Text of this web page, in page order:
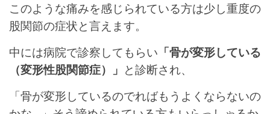
このような痛みを感じられている方は少し重度の
股関節の症状と言えます。
中には病院で診察してもらい 「骨が変形している
（変形性股関節症）」 と診断され、
「骨が変形しているのでればもうよくならないの